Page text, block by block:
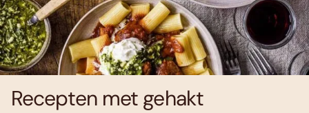
Recepten met gehakt